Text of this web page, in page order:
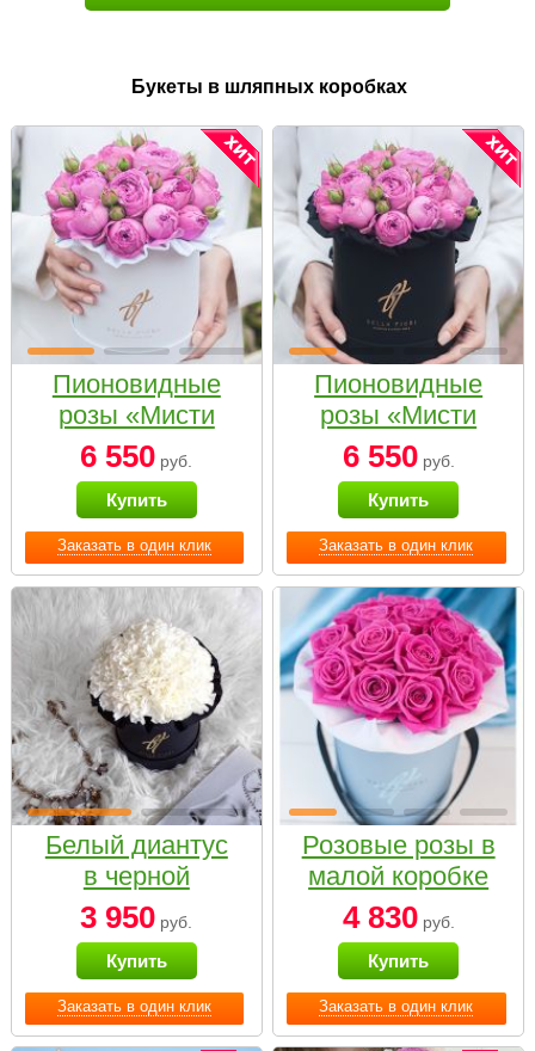
Букеты в шляпных коробках
Заказать в один клик
Пионовидные
розы «Мисти
бабблс» в белой
коробке Small
6 550 руб.
Купить
Заказать в один клик
Пионовидные
розы «Мисти
бабблс» в
черной коробке
Small
6 550руб.
Купить
Заказать в один клик
Белый диантус
в черной
коробке Small
3 950 руб.
Купить
Заказать в один клик
Розовые розы в
малой коробке
4 830руб.
Купить